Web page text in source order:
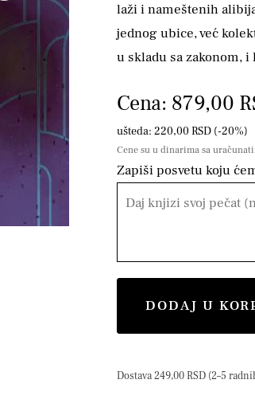
laži i nameštenih
jednog ubice, već
u skladu sa zakonom,
Cena: 879,00
ušteda: 220,00 RSD (-20%)
Cene su u dinarima sa
Zapiši posvetu koju
DODAJ U
Dostava 249,00 RSD (2–5